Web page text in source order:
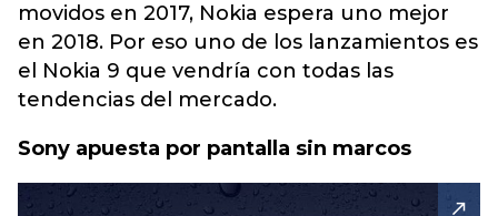
movidos en 2017, Nokia espera uno mejor
en 2018. Por eso uno de los lanzamientos es
el Nokia 9 que vendría con todas las
tendencias del mercado.
Sony apuesta por pantalla sin marcos